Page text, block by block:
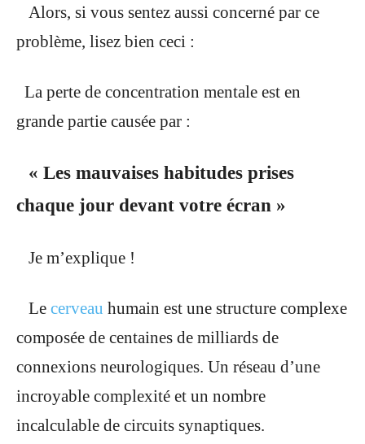
Alors, si vous sentez aussi concerné par ce
problème, lisez bien ceci :
La perte de concentration mentale est en
grande partie causée par :
« Les mauvaises habitudes prises
chaque jour devant votre écran »
Je m’explique !
Le cerveau humain est une structure complexe
composée de centaines de milliards de
connexions neurologiques. Un réseau d’une
incroyable complexité et un nombre
incalculable de circuits synaptiques.